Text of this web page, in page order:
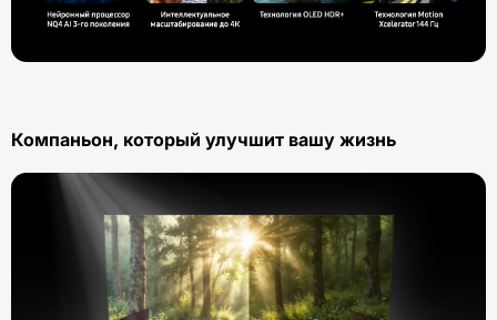
Компаньон, который улучшит вашу жизнь